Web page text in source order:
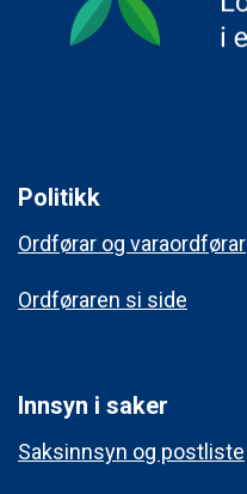
Politikk
Ordførar og varaordførar
Ordføraren si side
Innsyn i saker
Saksinnsyn og postliste